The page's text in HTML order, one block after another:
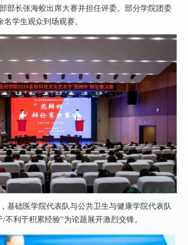
部长张海蛟出席大赛并担任评委。部分学院团委
学生观众到场观赛。
基础医学院代表队与公共卫生与健康学院代表队
不利于积累经验”为论题展开激烈交锋。